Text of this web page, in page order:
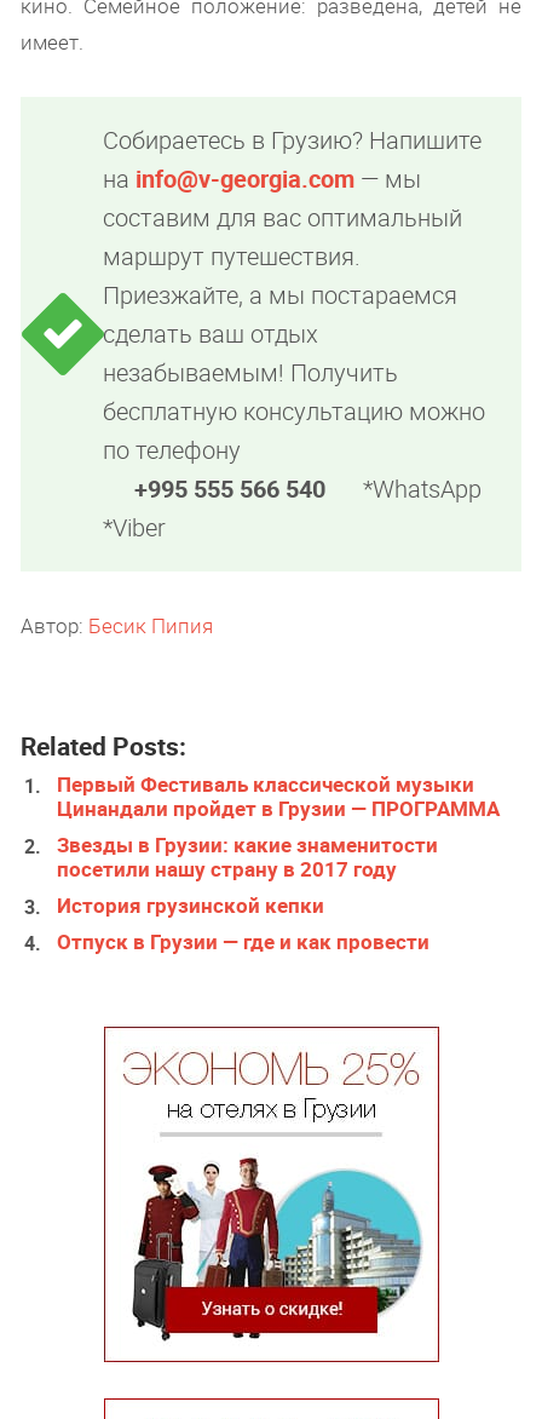
имеет.
Собираетесь в Грузию? Напишите
на info@v-georgia.com — мы
составим для вас оптимальный
маршрут путешествия.
Приезжайте, а мы постараемся
сделать ваш отдых
незабываемым! Получить
бесплатную консультацию можно
по телефону
+995 555 566 540
*WhatsApp
*Viber
Автор: Бесик Пипия
Related Posts:
Первый Фестиваль классической музыки
Цинандали пройдет в Грузии — ПРОГРАММА
Звезды в Грузии: какие знаменитости
посетили нашу страну в 2017 году
История грузинской кепки
Отпуск в Грузии — где и как провести